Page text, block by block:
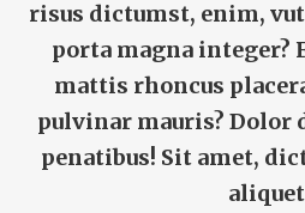
risus dictumst, enim,
porta magna integer?
mattis rhoncus
pulvinar mauris? Dolor
penatibus! Sit amet,